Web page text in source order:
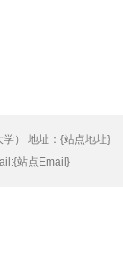
） 地址：{站点地址}
站点Email}